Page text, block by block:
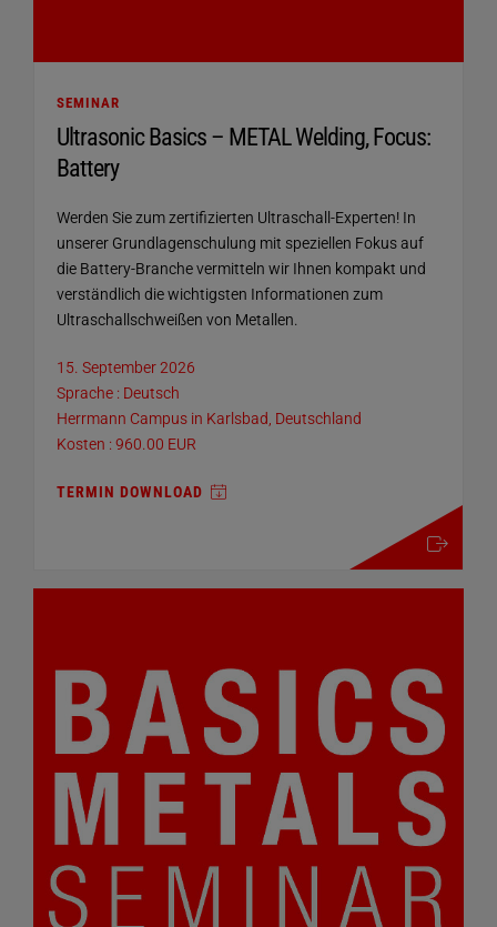
SEMINAR
Ultrasonic Basics – METAL Welding, Focus:
Battery
Werden Sie zum zertifizierten Ultraschall-Experten! In
unserer Grundlagenschulung mit speziellen Fokus auf
die Battery-Branche vermitteln wir Ihnen kompakt und
verständlich die wichtigsten Informationen zum
Ultraschallschweißen von Metallen.
15. September 2026
Sprache : Deutsch
Herrmann Campus in Karlsbad, Deutschland
Kosten : 960.00 EUR
TERMIN DOWNLOAD
mehr details